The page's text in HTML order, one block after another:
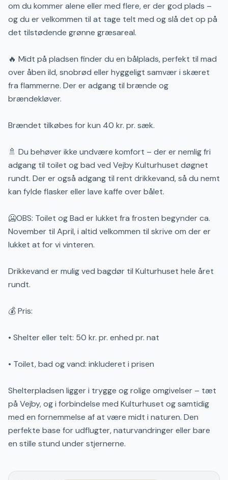
om du kommer alene eller med flere, er der god plads –
og du er velkommen til at tage telt med og slå det op på
det tilstødende grønne græsareal.
🔥 Midt på pladsen finder du en bålplads, perfekt til mad
over åben ild, snobrød eller hyggeligt samvær i skæret
fra flammerne. Der er adgang til brænde og
brændekløver.
Brændet tilkøbes for kun 40 kr. pr. sæk.
🚿 Du behøver ikke undvære komfort – der er nemlig fri
adgang til toilet og bad ved Vejby Kulturhuset døgnet
rundt. Der er også adgang til rent drikkevand, så du nemt
kan fylde flasker eller lave kaffe over bålet.
🥶OBS: Toilet og Bad er lukket fra frosten begynder ca.
November til April, i altid velkommen til skrive om der er
lukket at for vi vinteren.
Drikkevand er mulig ved bagdør til Kulturhuset hele året
rundt.
💰 Pris:
• Shelter eller telt: 50 kr. pr. enhed pr. nat
• Toilet, bad og vand: inkluderet i prisen
Shelterpladsen ligger i trygge og rolige omgivelser – tæt
på Vejby, og i forbindelse med Kulturhuset og samtidig
med en fornemmelse af at være midt i naturen. Den
perfekte base for udflugter, naturvandringer eller bare
en stille stund under stjernerne.